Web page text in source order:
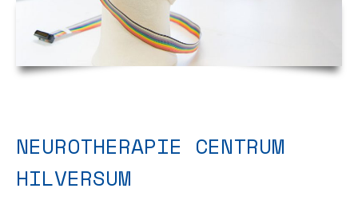
NEUROTHERAPIE CENTRUM
HILVERSUM